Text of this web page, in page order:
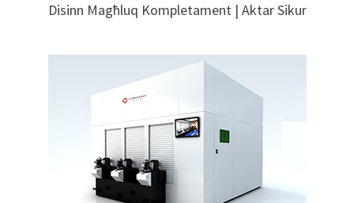
Disinn Magħluq Kompletament | Aktar Sikur